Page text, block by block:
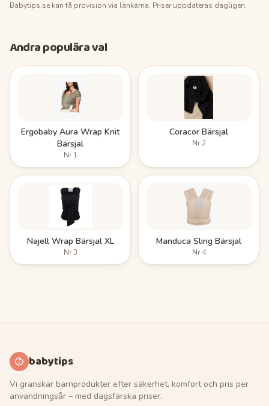
Babytips.se kan få provision via länkarna. Priser uppdateras dagligen.
Andra populära val
Ergobaby Aura Wrap Knit
Bärsjal
Nr1
Coracor Bärsjal
Nr2
Najell Wrap Bärsjal XL
Nr3
Manduca Sling Bärsjal
Nr4
babytips
Vi granskar barnprodukter efter säkerhet, komfort och pris per
användningsår – med dagsfärska priser.